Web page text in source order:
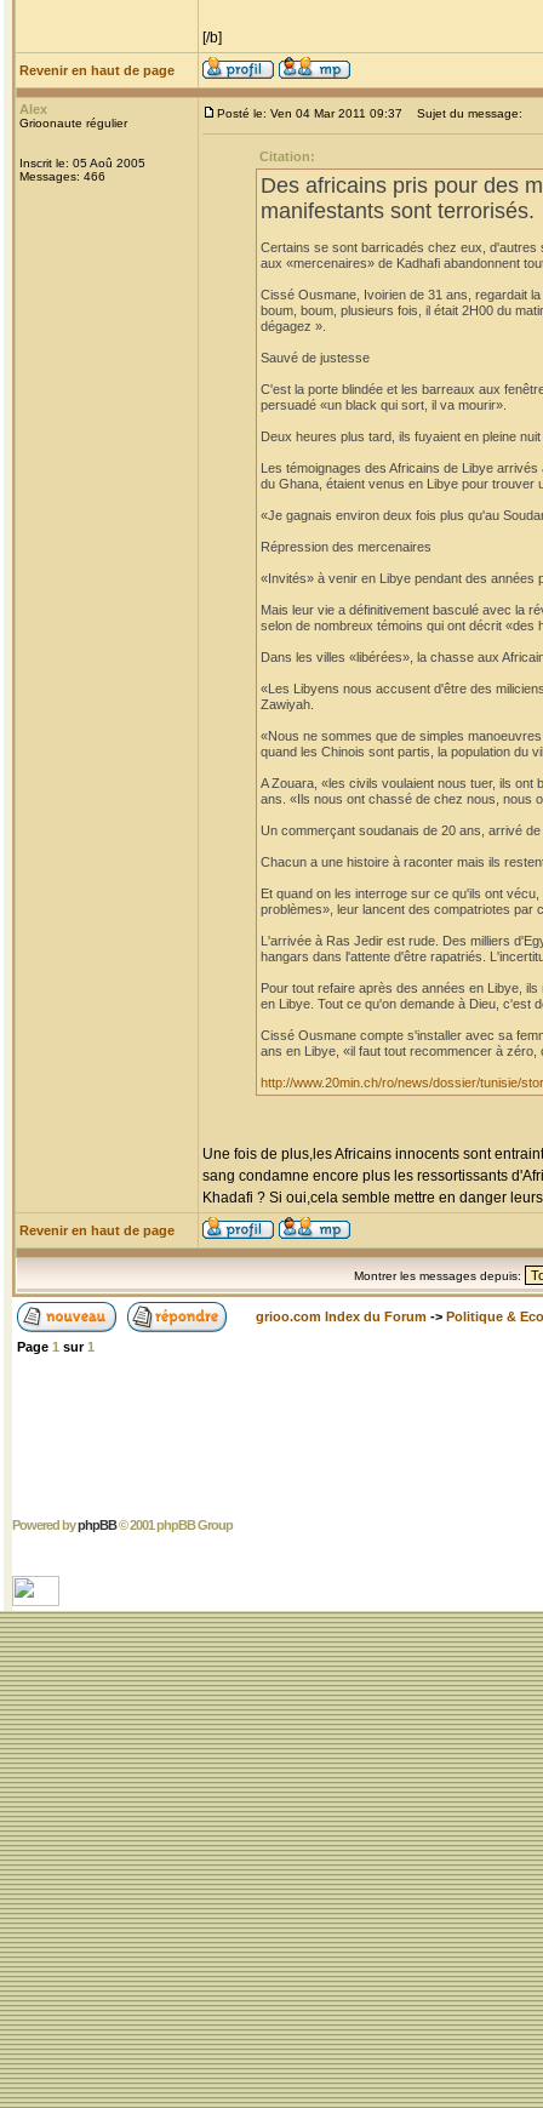
[/b]
Revenir en haut de page
Alex
Grioonaute régulier
Inscrit le: 05 Aoû 2005
Messages: 466
Posté le: Ven 04 Mar 2011 09:37 Sujet du message:
Citation:
Des africains pris pour des
manifestants sont terrorisés.
Certains se sont barricadés chez eux,
aux «mercenaires» de Kadhafi abandonnent
Cissé Ousmane, Ivoirien de 31 ans, regardait
boum, boum, plusieurs fois, il était 2H00 du
dégagez ».
Sauvé de justesse
C'est la porte blindée et les barreaux aux
persuadé «un black qui sort, il va mourir».
Deux heures plus tard, ils fuyaient en pleine
Les témoignages des Africains de Libye
du Ghana, étaient venus en Libye pour trouver
«Je gagnais environ deux fois plus qu'au
Répression des mercenaires
«Invités» à venir en Libye pendant des années
Mais leur vie a définitivement basculé avec la
selon de nombreux témoins qui ont décrit
Dans les villes «libérées», la chasse aux
«Les Libyens nous accusent d'être des
Zawiyah.
«Nous ne sommes que de simples
quand les Chinois sont partis, la population du
A Zouara, «les civils voulaient nous tuer, ils ont
ans. «Ils nous ont chassé de chez nous, nous
Un commerçant soudanais de 20 ans, arrivé
Chacun a une histoire à raconter mais ils
Et quand on les interroge sur ce qu'ils ont
problèmes», leur lancent des compatriotes par
L'arrivée à Ras Jedir est rude. Des milliers
hangars dans l'attente d'être rapatriés.
Pour tout refaire après des années en Libye,
en Libye. Tout ce qu'on demande à Dieu, c'est
Cissé Ousmane compte s'installer avec sa
ans en Libye, «il faut tout recommencer à
http://www.20min.ch/ro/news/dossier/tunisie/
Une fois de plus,les Africains innocents sont
sang condamne encore plus les ressortissants
Khadafi ? Si oui,cela semble mettre en danger
Revenir en haut de page
Montrer les messages depuis:
grioo.com Index du Forum -> Politique &
Page 1 sur1
Powered byphpBB© 2001 phpBB Group